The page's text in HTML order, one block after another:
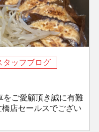
タッフブログ
ご愛顧頂き誠に有難
店セールスでござい